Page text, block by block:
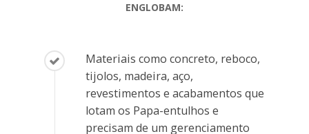
ENGLOBAM:
Materiais como concreto, reboco,
tijolos, madeira, aço,
revestimentos e acabamentos que
lotam os Papa-entulhos e
precisam de um gerenciamento